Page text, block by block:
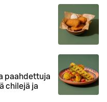
paahdettuja
chilejä ja